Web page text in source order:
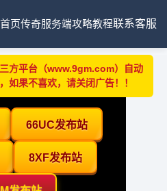
页传奇服务端攻略教程联系客服
方平台（www.9gm.com）自动
如果不喜欢，请关闭广告！！